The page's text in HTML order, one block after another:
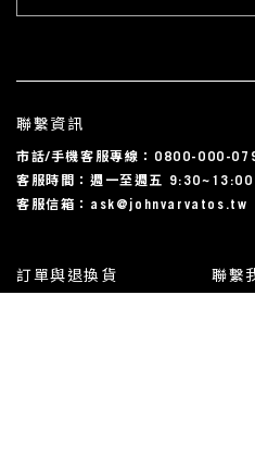
訂單與退換貨 聯繫
聯繫資訊
市話/手機客服專線：0800-000-
客服時間：週一至週五
客服信箱：ask@johnvarvatos.tw